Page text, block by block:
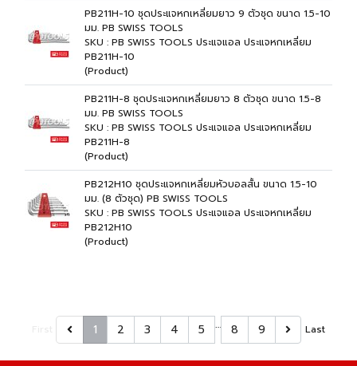
PB211H-10 ชุดประแจหกเหลี่ยมยาว 9 ตัวชุด ขนาด 1.5-10
มม. PB SWISS TOOLS
SKU : PB SWISS TOOLS ประแจแอล ประแจหกเหลี่ยม
PB211H-10
(Product)
PB211H-8 ชุดประแจหกเหลี่ยมยาว 8 ตัวชุด ขนาด 1.5-8
มม. PB SWISS TOOLS
SKU : PB SWISS TOOLS ประแจแอล ประแจหกเหลี่ยม
PB211H-8
(Product)
PB212H10 ชุดประแจหกเหลี่ยมหัวบอลสั้น ขนาด 1.5-10
มม. (8 ตัวชุด) PB SWISS TOOLS
SKU : PB SWISS TOOLS ประแจแอล ประแจหกเหลี่ยม
PB212H10
(Product)
1 2 3 4 5 … 8 9 Last